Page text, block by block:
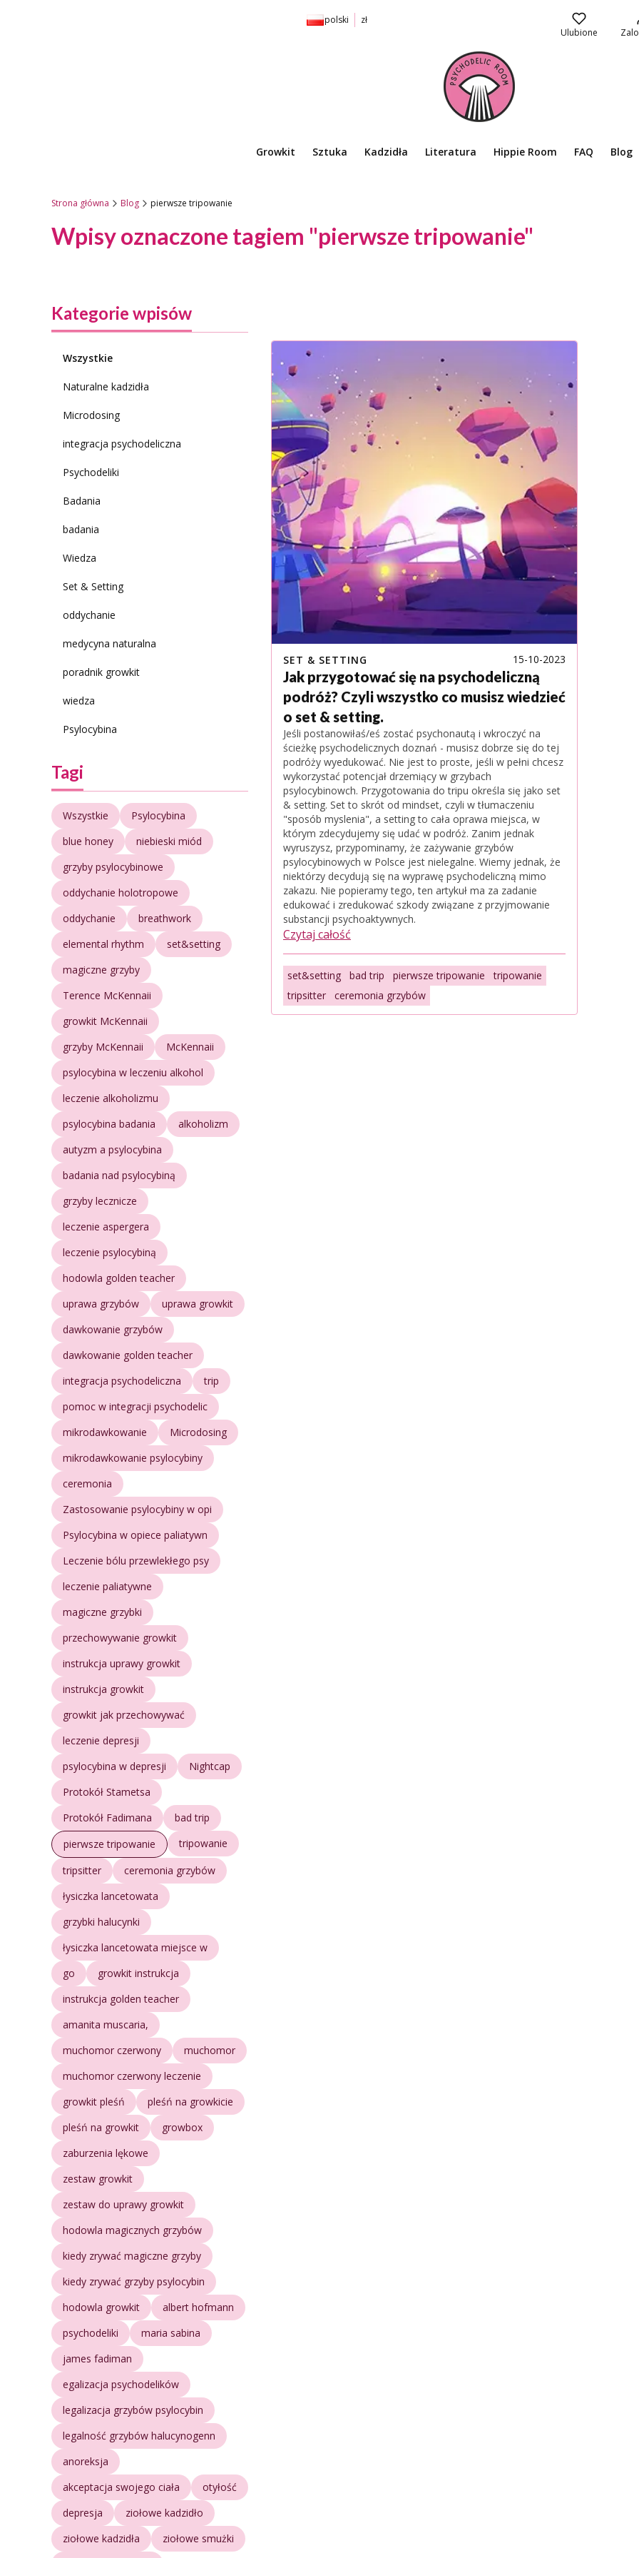
polski
zł
Ulubione
Growkit Sztuka Kadzidła Literatura Hippie Room FAQ Blog
Strona główna Blog pierwsze tripowanie
Wpisy oznaczone tagiem "pierwsze tripowanie"
Kategorie wpisów
Wszystkie
Naturalne kadzidła
Microdosing
integracja psychodeliczna
Psychodeliki
Badania
badania
Wiedza
Set & Setting
oddychanie
medycyna naturalna
poradnik growkit
wiedza
Psylocybina
Tagi
Wszystkie
Psylocybina
blue honey
niebieski miód
grzyby psylocybinowe
oddychanie holotropowe
oddychanie
breathwork
elemental rhythm
set&setting
magiczne grzyby
Terence McKennaii
growkit McKennaii
grzyby McKennaii
McKennaii
psylocybina w leczeniu alkohol
leczenie alkoholizmu
psylocybina badania
alkoholizm
autyzm a psylocybina
badania nad psylocybiną
grzyby lecznicze
leczenie aspergera
leczenie psylocybiną
hodowla golden teacher
uprawa grzybów
uprawa growkit
dawkowanie grzybów
dawkowanie golden teacher
integracja psychodeliczna
trip
pomoc w integracji psychodelic
mikrodawkowanie
Microdosing
mikrodawkowanie psylocybiny
ceremonia
Zastosowanie psylocybiny w opi
Psylocybina w opiece paliatywn
Leczenie bólu przewlekłego psy
leczenie paliatywne
magiczne grzybki
przechowywanie growkit
instrukcja uprawy growkit
instrukcja growkit
growkit jak przechowywać
leczenie depresji
psylocybina w depresji
Nightcap
Protokół Stametsa
Protokół Fadimana
bad trip
pierwsze tripowanie
tripowanie
tripsitter
ceremonia grzybów
łysiczka lancetowata
grzybki halucynki
łysiczka lancetowata miejsce w
go
growkit instrukcja
instrukcja golden teacher
amanita muscaria,
muchomor czerwony
muchomor
muchomor czerwony leczenie
growkit pleśń
pleśń na growkicie
pleśń na growkit
growbox
zaburzenia lękowe
zestaw growkit
zestaw do uprawy growkit
hodowla magicznych grzybów
kiedy zrywać magiczne grzyby
kiedy zrywać grzyby psylocybin
hodowla growkit
albert hofmann
psychodeliki
maria sabina
james fadiman
egalizacja psychodelików
legalizacja grzybów psylocybin
legalność grzybów halucynogenn
anoreksja
akceptacja swojego ciała
otyłość
depresja
ziołowe kadzidło
ziołowe kadzidła
ziołowe smużki
SET & SETTING 15-10-2023
Jak przygotować się na psychodeliczną
podróż? Czyli wszystko co musisz wiedzieć
o set & setting.
Jeśli postanowiłaś/eś zostać psychonautą i wkroczyć na
ścieżkę psychodelicznych doznań - musisz dobrze się do tej
podróży wyedukować. Nie jest to proste, jeśli w pełni chcesz
wykorzystać potencjał drzemiący w grzybach
psylocybinowch. Przygotowania do tripu określa się jako set
& setting. Set to skrót od mindset, czyli w tłumaczeniu
"sposób myslenia", a setting to cała oprawa miejsca, w
którym zdecydujemy się udać w podróż. Zanim jednak
wyruszysz, przypominamy, że zażywanie grzybów
psylocybinowych w Polsce jest nielegalne. Wiemy jednak, że
niektórzy decydują się na wyprawę psychodeliczną mimo
zakazu. Nie popieramy tego, ten artykuł ma za zadanie
edukować i zredukować szkody związane z przyjmowanie
substancji psychoaktywnych.
Czytaj całość
set&setting bad trip pierwsze tripowanie
tripowanie
tripsitter
ceremonia grzybów